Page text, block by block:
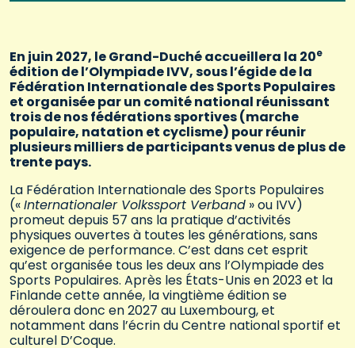
En juin 2027, le Grand-Duché accueillera la 20e
édition de l’Olympiade IVV, sous l’égide de la
Fédération Internationale des Sports Populaires
et organisée par un comité national réunissant
trois de nos fédérations sportives (marche
populaire, natation et cyclisme) pour réunir
plusieurs milliers de participants venus de plus de
trente pays.
La Fédération Internationale des Sports Populaires
(«Internationaler Volkssport Verband » ou IVV)
promeut depuis 57 ans la pratique d’activités
physiques ouvertes à toutes les générations, sans
exigence de performance. C’est dans cet esprit
qu’est organisée tous les deux ans l’Olympiade des
Sports Populaires. Après les États-Unis en 2023 et la
Finlande cette année, la vingtième édition se
déroulera donc en 2027 au Luxembourg, et
notamment dans l’écrin du Centre national sportif et
culturel D’Coque.